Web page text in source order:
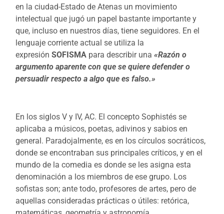
en la ciudad-Estado de Atenas un movimiento
intelectual que jugó un papel bastante importante y
que, incluso en nuestros días, tiene seguidores. En el
lenguaje corriente actual se utiliza la
expresiónSOFISMA para describir una«Razón o
argumento aparente con que se quiere defender o
persuadir respecto a algo que es falso.»
En los siglos V y IV, AC. El concepto Sophistés se
aplicaba a músicos, poetas, adivinos y sabios en
general. Paradojalmente, es en los círculos socráticos,
donde se encontraban sus principales críticos, y en el
mundo de la comedia es donde se les asigna esta
denominación a los miembros de ese grupo. Los
sofistas son; ante todo, profesores de artes, pero de
aquellas consideradas prácticas o útiles: retórica,